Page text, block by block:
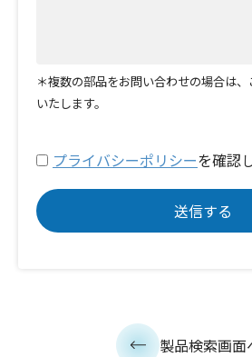
＊複数の部品をお問い合わせの場合は
いたします。
プライバシーポリシーを確認
製品検索画面